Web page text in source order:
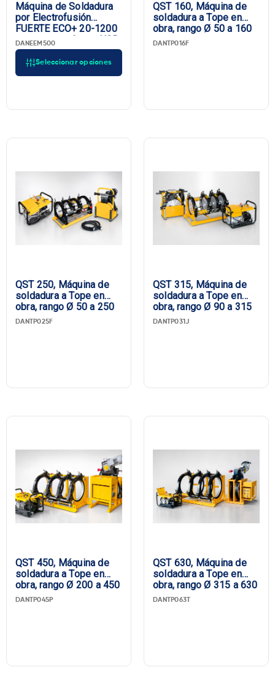
Seleccionar opciones
Máquina de Soldadura
por Electrofusión
FUERTE ECO+ 20-1200
mm, con escáner y USB,
enchufe UE
DANEEM500
QST 160, Máquina de
soldadura a Tope en
obra, rango Ø 50 a 160
DANTP016F
QST 250, Máquina de
soldadura a Tope en
obra, rango Ø 50 a 250
DANTP025F
QST 315, Máquina de
soldadura a Tope en
obra, rango Ø 90 a 315
DANTP031J
QST 450, Máquina de
soldadura a Tope en
obra, rango Ø 200 a 450
DANTP045P
QST 630, Máquina de
soldadura a Tope en
obra, rango Ø 315 a 630
DANTP063T